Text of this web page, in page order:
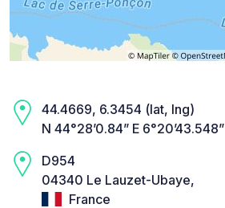
44.4669, 6.3454 (lat, lng)
N 44°28’0.84” E 6°20’43.548”
D954
04340 Le Lauzet-Ubaye,
France